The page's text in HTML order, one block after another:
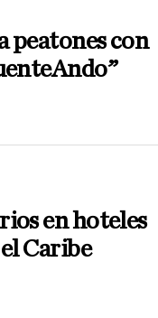
peatones con
en hoteles
Caribe